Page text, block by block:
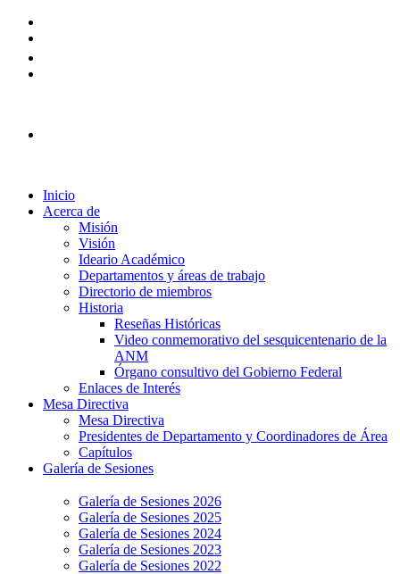
Inicio
Acerca de
Misión
Visión
Ideario Académico
Departamentos y áreas de trabajo
Directorio de miembros
Historia
Reseñas Históricas
Video conmemorativo del sesquicentenario de la
ANM
Órgano consultivo del Gobierno Federal
Enlaces de Interés
Mesa Directiva
Mesa Directiva
Presidentes de Departamento y Coordinadores de Área
Capítulos
Galería de Sesiones
Galería de Sesiones 2026
Galería de Sesiones 2025
Galería de Sesiones 2024
Galería de Sesiones 2023
Galería de Sesiones 2022